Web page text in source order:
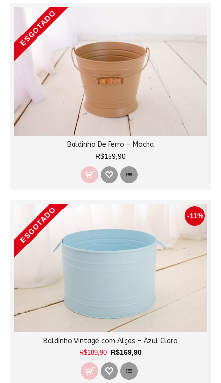
ESGOTADO
Baldinho De Ferro - Mocha
R$159,90
-11%
ESGOTADO
Baldinho Vintage com Alças - Azul Claro
R$189,90 R$169,90